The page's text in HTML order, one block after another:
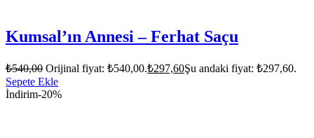
Kumsal’ın Annesi – Ferhat Saçu
₺540,00 Orijinal fiyat: ₺540,00.₺297,60Şu andaki fiyat: ₺297,60.
Sepete Ekle
İndirim-20%